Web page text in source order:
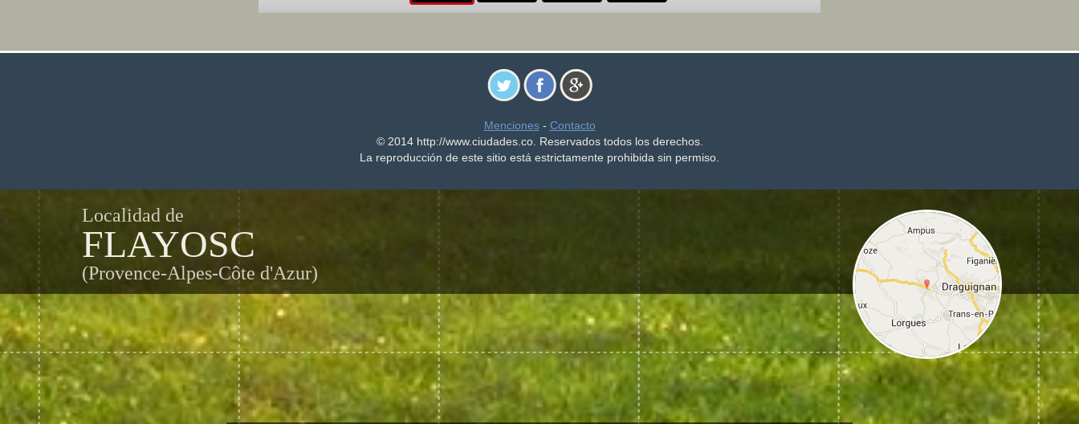
Menciones- Contacto
© 2014 http://www.ciudades.co. Reservados todos los derechos.
La reproducción de este sitio está estrictamente prohibida sin permiso.
Localidad de
FLAYOSC
(Provence-Alpes-Côte d'Azur)